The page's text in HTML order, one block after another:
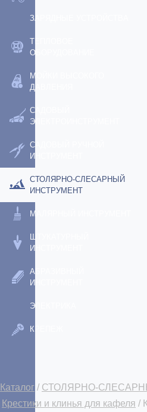
ЗАРЯДНЫЕ УСТРОЙСТВА
ТЕПЛОВОЕ
ОБОРУДОВАНИЕ
МОЙКИ ВЫСОКОГО
ДАВЛЕНИЯ
САДОВЫЙ
ЭЛЕКТРОИНСТРУМЕНТ
САДОВЫЙ РУЧНОЙ
ИНСТРУМЕНТ
СТОЛЯРНО-СЛЕСАРНЫЙ
ИНСТРУМЕНТ
МАЛЯРНЫЙ ИНСТРУМЕНТ
ШТУКАТУРНЫЙ
ИНСТРУМЕНТ
АБРАЗИВНЫЙ
ИНСТРУМЕНТ
ЭЛЕКТРИКА
КРЕПЕЖ
Каталог / СТОЛЯРНО-
Крестики и клинья для кафеля /